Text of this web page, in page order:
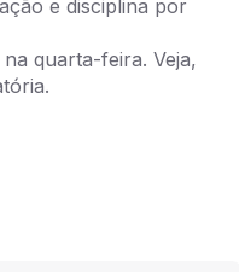
e disciplina por
quarta-feira. Veja,